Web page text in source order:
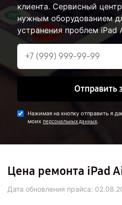
клиента. Сервисный
нужным оборудованием
устранения проблем iPad
Отправить
Нажимая на кнопку отправить я
моих персональных данных.
Цена ремонта iPad
Дата обновления прайса: